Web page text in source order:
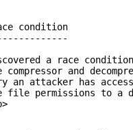
condition
a race
and
attacker has
file permissions to a